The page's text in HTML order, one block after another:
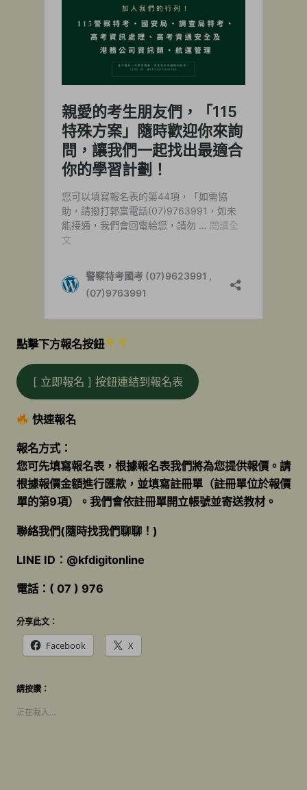
點擊下方報名按鈕
[ 立即報名 ] 按鈕連結到報名表
快速報名
報名方式：
您可先填寫報名表，根據報名表我們將為您提供報價。請
根據報價金額進行匯款，並填寫註冊單（註冊單位於報價
單的第9項）。我們會依註冊單開立帳號並寄送教材。
聯絡我們(隨時找我們聊聊！)
LINE ID： @kfdigitonline
電話：( 07 ) 976
分享此文：
Facebook X
請按讚：
正在載入…